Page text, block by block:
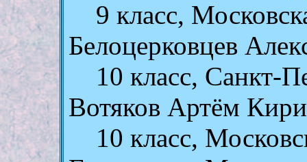
9 класс,
Белоцерковцев
10 класс, Санкт-
Вотяков Артём
10 класс,